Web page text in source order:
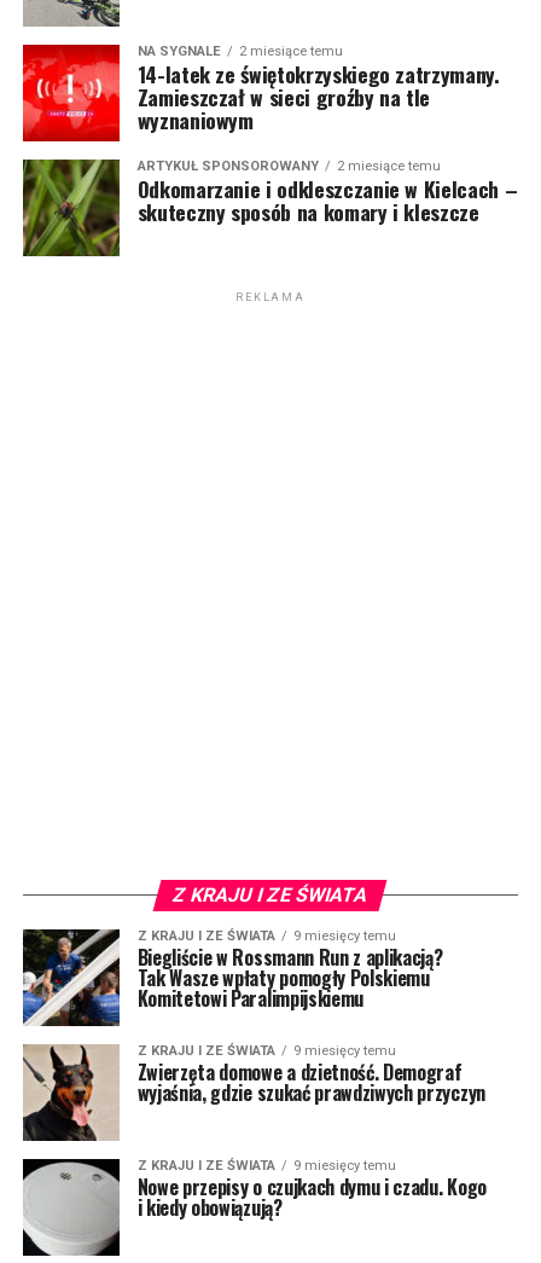
NA SYGNALE 2 miesiące temu
14-latek ze świętokrzyskiego zatrzymany.
Zamieszczał w sieci groźby na tle
wyznaniowym
ARTYKUŁ SPONSOROWANY 2 miesiące temu
Odkomarzanie i odkleszczanie w Kielcach –
skuteczny sposób na komary i kleszcze
REKLAMA
Z KRAJU I ZE ŚWIATA
Z KRAJU I ZE ŚWIATA 9 miesięcy temu
Biegliście w Rossmann Run z aplikacją?
Tak Wasze wpłaty pomogły Polskiemu
Komitetowi Paralimpijskiemu
Z KRAJU I ZE ŚWIATA 9 miesięcy temu
Zwierzęta domowe a dzietność. Demograf
wyjaśnia, gdzie szukać prawdziwych przyczyn
Z KRAJU I ZE ŚWIATA 9 miesięcy temu
Nowe przepisy o czujkach dymu i czadu. Kogo
i kiedy obowiązują?